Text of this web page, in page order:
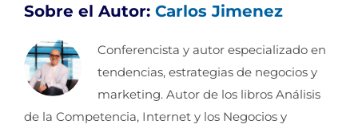
Sobre el Autor: Carlos Jimenez
Conferencista y autor especializado en
tendencias, estrategias de negocios y
marketing. Autor de los libros Análisis
de la Competencia, Internet y los Negocios y